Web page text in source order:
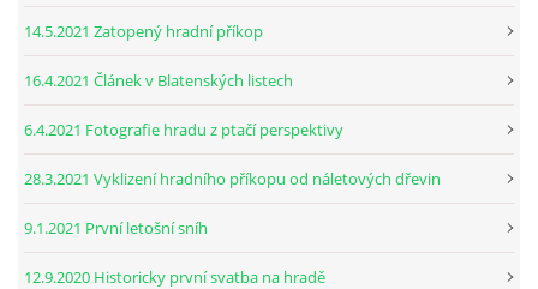
14.5.2021 Zatopený hradní příkop
16.4.2021 Článek v Blatenských listech
6.4.2021 Fotografie hradu z ptačí perspektivy
28.3.2021 Vyklizení hradního příkopu od náletových dřevin
9.1.2021 První letošní sníh
12.9.2020 Historicky první svatba na hradě